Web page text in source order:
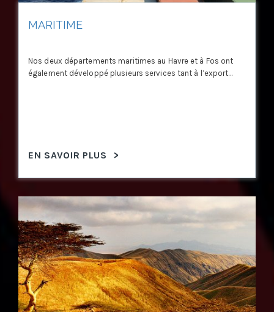
MARITIME
Nos deux départements maritimes au Havre et à Fos ont
également développé plusieurs services tant à l’export...
EN SAVOIR PLUS >